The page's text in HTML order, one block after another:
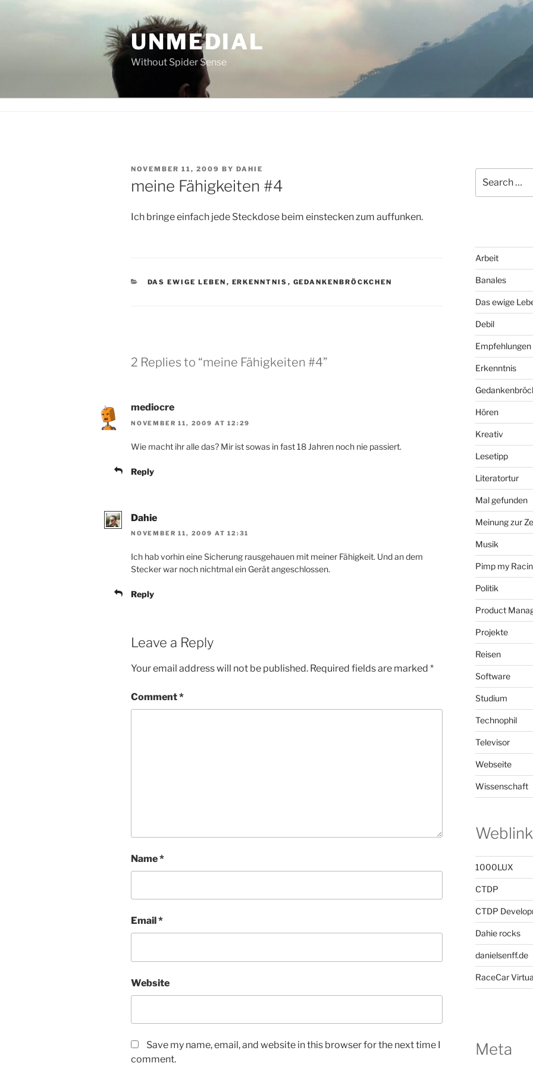
UNMEDIAL
Without Spider Sense
POSTED
NOVEMBER 11, 2009 BY DAHIE
meine Fähigkeiten #4
Ich bringe einfach jede Steckdose beim einstecken zum auffunken.
CATEGORIES
DAS EWIGE LEBEN , ERKENNTNIS , GEDANKENBRÖCKCHEN
2 Replies to “meine Fähigkeiten #4”
mediocre
NOVEMBER 11, 2009 AT 12:29
Wie macht ihr alle das? Mir ist sowas in fast 18 Jahren noch nie passiert.
Reply
Dahie
NOVEMBER 11, 2009 AT 12:31
Ich hab vorhin eine Sicherung rausgehauen mit meiner Fähigkeit. Und an dem
Stecker war noch nichtmal ein Gerät angeschlossen.
Reply
Leave a Reply
Your email address will not be published. Required fields are marked *
Comment*
Name*
Email *
Website
Save my name, email, and website in this browser for the next time I
comment.
for:
Arbeit
Banales
Das ewige
Debil
Empfehlungen
Erkenntnis
Hören
Kreativ
Lesetipp
Literatortur
Mal gefunden
Meinung zur
Musik
Pimp my
Politik
Product
Projekte
Reisen
Software
Studium
Technophil
Televisor
Webseite
Wissenschaft
1000LUX
CTDP
CTDP
Dahie rocks
danielsenff.de
RaceCar
Meta